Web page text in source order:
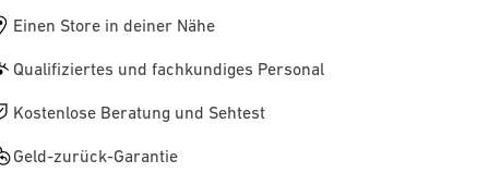
Einen Store in deiner Nähe
Qualifiziertes und fachkundiges Personal
Kostenlose Beratung und Sehtest
Geld-zurück-Garantie